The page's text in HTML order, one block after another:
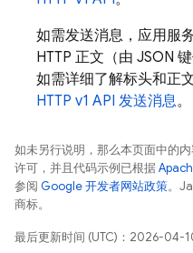
如需发送消息，应用服
HTTP 正文（由 JSON
如需详细了解标头和正
HTTP v1 API 发送消息。
如未另行说明，那么本页面中的
许可，并且代码示例已根据
参阅 Google 开发者网站政策。
商标。
最后更新时间 (UTC)：2026-04-